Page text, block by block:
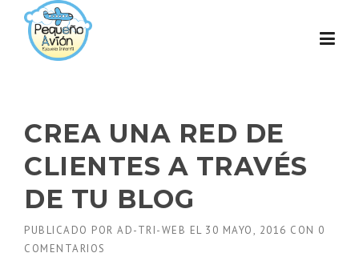
Skip to content
CREA UNA RED DE
CLIENTES A TRAVÉS
DE TU BLOG
PUBLICADO POR AD-TRI-WEB EL 30 MAYO, 2016 CON 0
COMENTARIOS